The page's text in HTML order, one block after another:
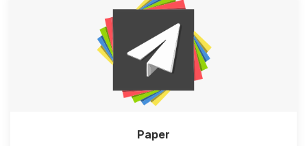
Paper